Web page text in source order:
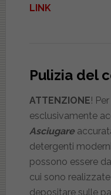
LINK
Pulizia del
ATTENZIONE!
esclusivamente
Asciugare
detergenti
possono essere
cui sono
depositare sulle